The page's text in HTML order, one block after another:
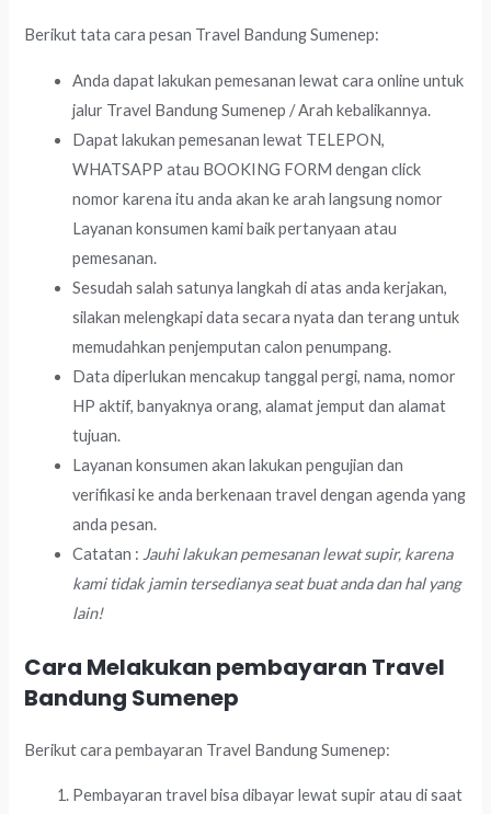
Berikut tata cara pesan Travel Bandung Sumenep:
Anda dapat lakukan pemesanan lewat cara online untuk
jalur Travel Bandung Sumenep / Arah kebalikannya.
Dapat lakukan pemesanan lewat TELEPON,
WHATSAPP atau BOOKING FORM dengan click
nomor karena itu anda akan ke arah langsung nomor
Layanan konsumen kami baik pertanyaan atau
pemesanan.
Sesudah salah satunya langkah di atas anda kerjakan,
silakan melengkapi data secara nyata dan terang untuk
memudahkan penjemputan calon penumpang.
Data diperlukan mencakup tanggal pergi, nama, nomor
HP aktif, banyaknya orang, alamat jemput dan alamat
tujuan.
Layanan konsumen akan lakukan pengujian dan
verifikasi ke anda berkenaan travel dengan agenda yang
anda pesan.
Catatan : Jauhi lakukan pemesanan lewat supir, karena
kami tidak jamin tersedianya seat buat anda dan hal yang
lain!
Cara Melakukan pembayaran Travel
Bandung Sumenep
Berikut cara pembayaran Travel Bandung Sumenep:
Pembayaran travel bisa dibayar lewat supir atau di saat